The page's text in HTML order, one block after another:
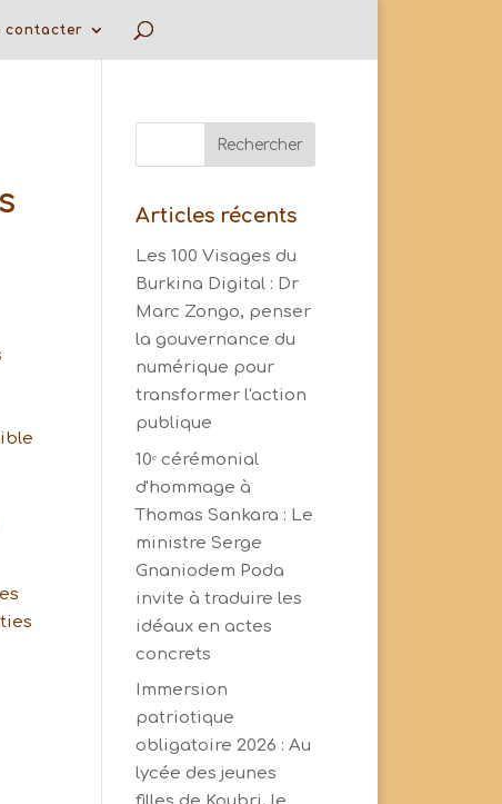
contacter
Articles récents
Les 100 Visages du
Burkina Digital : Dr
Marc Zongo, penser
la gouvernance du
numérique pour
transformer l'action
publique
10ᵉ cérémonial
d'hommage à
Thomas Sankara : Le
ministre Serge
Gnaniodem Poda
invite à traduire les
idéaux en actes
concrets
Immersion
patriotique
obligatoire 2026 : Au
lycée des jeunes